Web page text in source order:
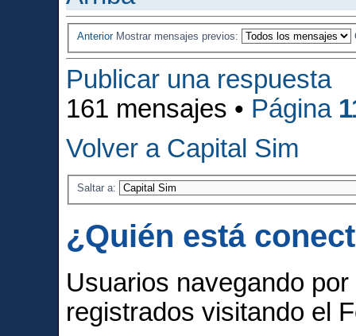
Anterior Mostrar mensajes previos:
Publicar una respuesta
161 mensajes • Página
Volver a Capital Sim
Saltar a:
¿Quién está
Usuarios navegando
registrados visitando el